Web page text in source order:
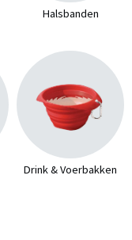
Halsbanden
Drink & Voerbakken